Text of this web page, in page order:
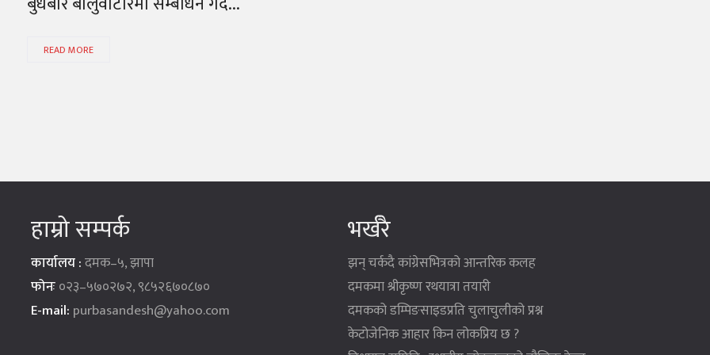
READ MORE
हाम्रो सम्पर्क
कार्यालय :दमक–५, झापा
फोनः०२३–५७०२७२, ९८५२६७०८७०
E-mail: purbasandesh@yahoo.com
भर्खरै
झन् चर्कदै कांग्रेसभित्रको आन्तरिक कलह
दमकमा श्रीकृष्ण रथयात्रा तयारी
दमकको डम्पिङसाइडप्रति चुलाचुलीको प्रश्न
केटोजेनिक आहार किन लोकप्रिय छ ?